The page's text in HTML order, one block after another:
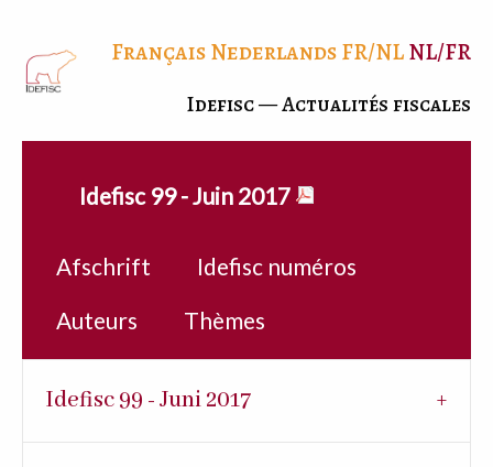
FrançaisNederlandsFR/NLNL/FR
Idefisc — Actualités fiscales
Idefisc 99 - Juin 2017
Afschrift
Idefisc numéros
Auteurs
Thèmes
Idefisc 99 - Juni 2017